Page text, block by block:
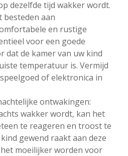
dezelfde tijd wakker wordt.
besteden aan
en rustige
voor een goede
dat de kamer van uw kind
temperatuur is. Vermijd
of elektronica in
ontwakingen:
wakker wordt, kan het
te reageren en troost te
gewend raakt aan deze
moeilijker worden voor